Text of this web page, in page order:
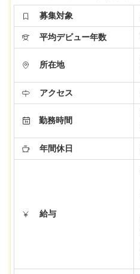
募集対象
平均デビュー年数
所在地
アクセス
勤務時間
年間休日
給与